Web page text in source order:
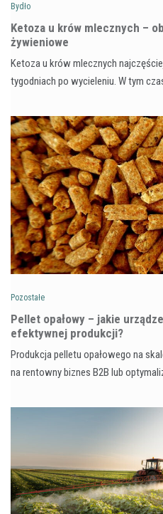
Bydło
Ketoza u krów mlecznych –
żywieniowe
Ketoza u krów mlecznych
tygodniach po wycieleniu. W tym
Pozostałe
Pellet opałowy – jakie
efektywnej produkcji?
Produkcja pelletu opałowego na
na rentowny biznes B2B lub